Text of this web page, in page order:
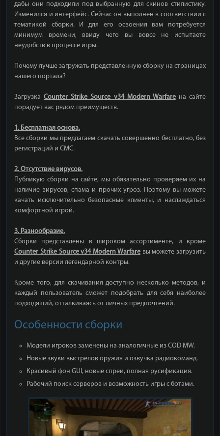
дабы они подходили под выбранную для скинов стилистику.
Изменился и интерфейс. Сейчас он выполнен в соответствии с
тематикой сборки. И для его освоения вам потребуется
минимум времени, ввиду чего вы вовсе не испытаете
неудобств в процессе игры.
Почему лучше загружать представленную сборку на страницах
нашего портала?
ЗагрузкаCounter Strike Source v34 Modern Warfareна сайте
порадует вас рядом преимуществ.
1. Бесплатная основа.
Все сборки мы предлагаем скачать совершенно бесплатно, без
регистраций и СМС.
2. Отсутствие вирусов.
Публикую сборки на сайте, мы обязательно проверяем их на
наличие вирусов, спама и прочих угроз. Поэтому вы можете
качать исключительно безопасные клиенты, и наслаждаться
комфортной игрой.
3. Разнообразие.
Сборки представлены в широком ассортименте, и кроме
Counter Strike Source v34 Modern Warfareвы можете загрузить
и другие версии легендарной контры.
Кроме того, для скачивания доступно несколько методов, и
каждый пользователь сможет подобрать для себя наиболее
подходящий, отталкиваясь от личных предпочтений.
Особенности сборки
Модели игроков заменены на аналогичные из COD MW.
Новые звуки выстрелов оружия и озвучка радиокоманд.
Красивый фон GUI, новые спреи, полная русификация.
Рабочий поиск серверов и возможность игры с ботами.